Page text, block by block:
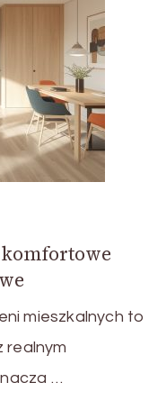
mieszkalnych to
realnym
…